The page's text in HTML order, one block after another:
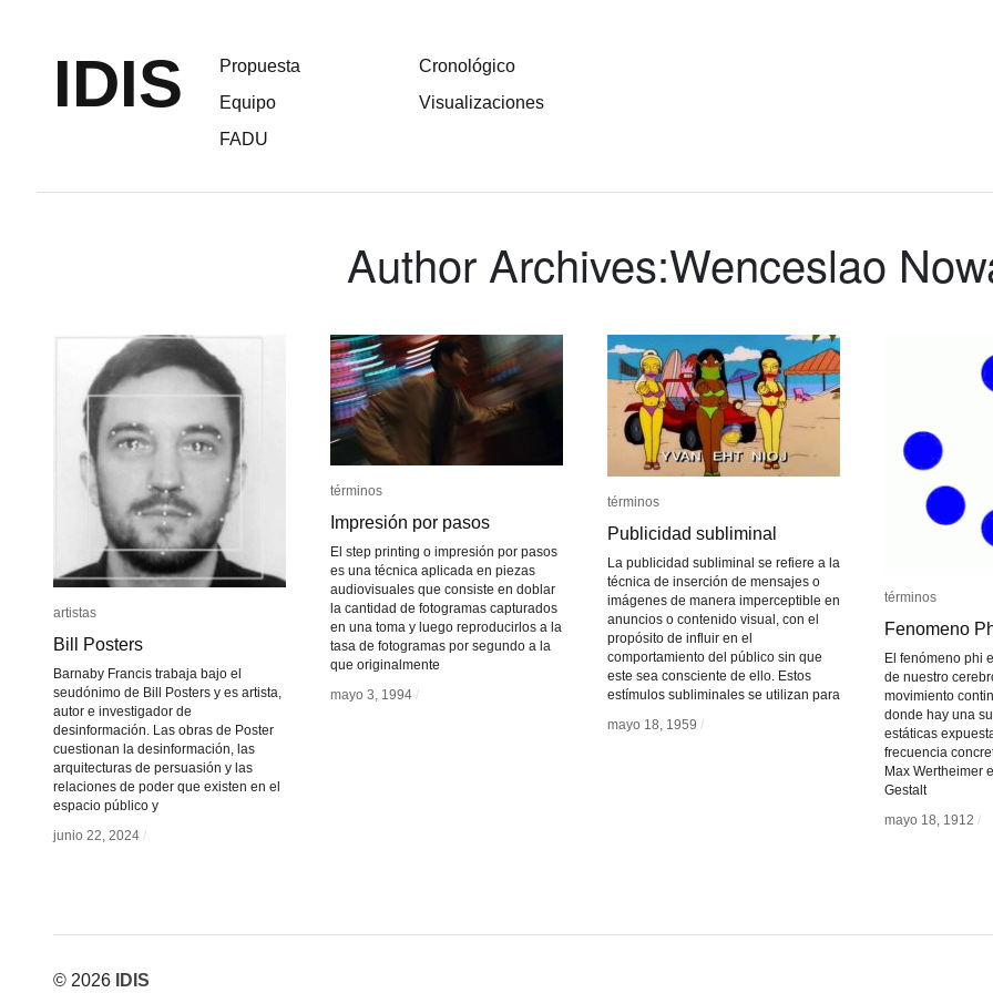
IDIS
Propuesta
Equipo
FADU
Cronológico
Visualizaciones
Author Archives:Wenceslao
artistas
Bill Posters
Barnaby Francis trabaja bajo el
seudónimo de Bill Posters y es artista,
autor e investigador de
desinformación. Las obras de Poster
cuestionan la desinformación, las
arquitecturas de persuasión y las
relaciones de poder que existen en el
espacio público y
junio 22, 2024 /
artistas
Bill Posters
junio 22, 2024 /
términos
Impresión por pasos
El step printing o impresión por pasos
es una técnica aplicada en piezas
audiovisuales que consiste en doblar
la cantidad de fotogramas capturados
en una toma y luego reproducirlos a la
tasa de fotogramas por segundo a la
que originalmente
mayo 3, 1994 /
términos
Impresión por pasos
mayo 3, 1994 /
términos
Publicidad subliminal
La publicidad subliminal se refiere a la
técnica de inserción de mensajes o
imágenes de manera imperceptible en
anuncios o contenido visual, con el
propósito de influir en el
comportamiento del público sin que
este sea consciente de ello. Estos
estímulos subliminales se utilizan para
mayo 18, 1959 /
términos
Publicidad subliminal
mayo 18, 1959 /
términos
Fenomeno
El fenómeno phi
de nuestro
movimiento
donde hay una
estáticas
frecuencia
Max Wertheimer
Gestalt
mayo 18, 1912 /
términos
Fenomeno
mayo 18, 1912 /
© 2026 IDIS